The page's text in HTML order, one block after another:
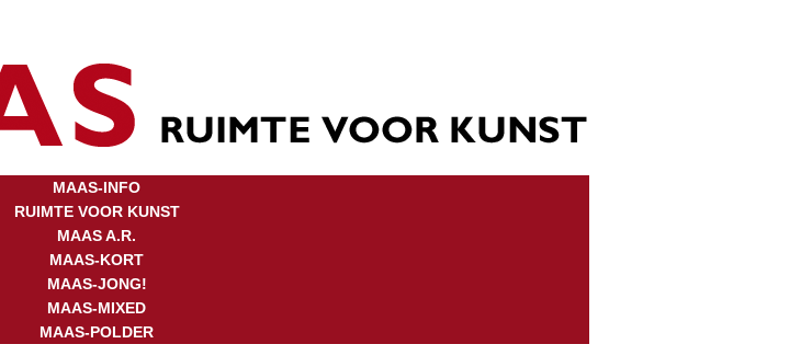
MAAS-INFO
RUIMTE VOOR KUNST
MAAS A.R.
MAAS-KORT
MAAS-JONG!
MAAS-MIXED
MAAS-POLDER